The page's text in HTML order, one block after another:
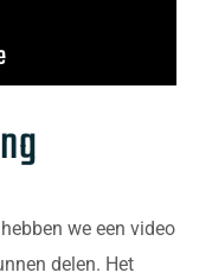
we een video
delen. Het